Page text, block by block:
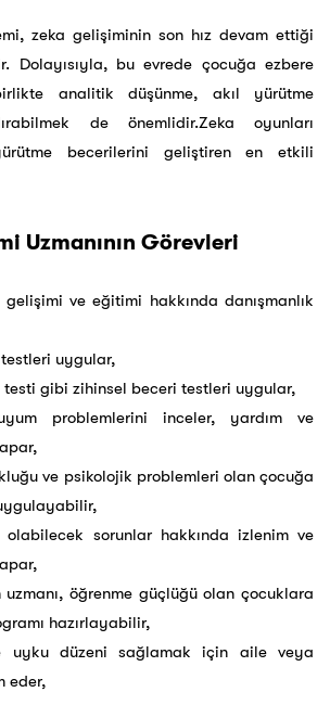
zeka gelişiminin son hız devam ettiği
Dolayısıyla, bu evrede çocuğa ezbere
analitik düşünme, akıl yürütme
de önemlidir.Zeka oyunları
becerilerini geliştiren en etkili
Uzmanının Görevleri
ve eğitimi hakkında danışmanlık
uygular,
testi gibi zihinsel beceri testleri uygular,
problemlerini inceler, yardım ve
ve psikolojik problemleri olan çocuğa
olabilecek sorunlar hakkında izlenim ve
öğrenme güçlüğü olan çocuklara
hazırlayabilir,
uyku düzeni sağlamak için aile veya
eder,